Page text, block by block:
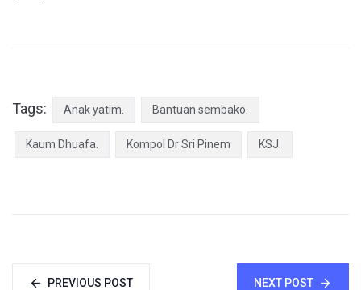
Tags: Anak yatim. Bantuan sembako.
Kaum Dhuafa. Kompol Dr Sri Pinem KSJ.
PREVIOUS POST NEXT POST